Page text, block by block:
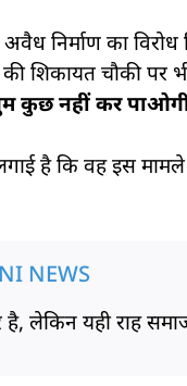
निर्माण का विरोध
शिकायत चौकी पर
कुछ नहीं कर पाओगी,
है कि वह इस
NEWS
है, लेकिन यही राह